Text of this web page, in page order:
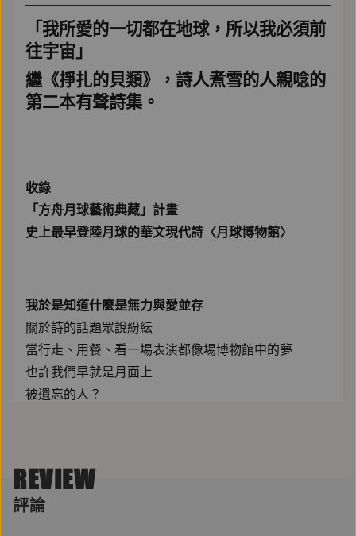
「我所愛的一切都在地球，所以我必須前
往宇宙」
繼《掙扎的貝類》，詩人煮雪的人親唸的
第二本有聲詩集。
收錄
「方舟月球藝術典藏」計畫
史上最早登陸月球的華文現代詩〈月球博物館〉
我於是知道什麼是無力與愛並存
關於詩的話題眾說紛紜
當行走、用餐、看一場表演都像場博物館中的夢
也許我們早就是月面上
被遺忘的人？
在故事開始後被故事抵銷……詩就開始了
像是空白的殘響
REVIEW
評論